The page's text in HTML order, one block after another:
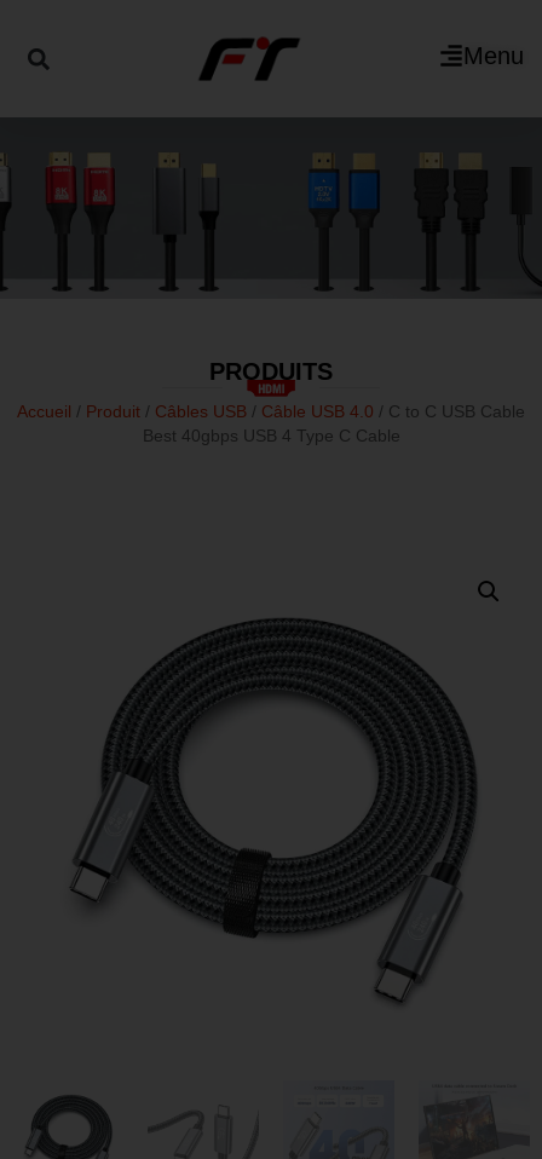
Menu
PRODUITS
Accueil / Produit / Câbles USB / Câble USB 4.0 / C to C USB Cable
Best 40gbps USB 4 Type C Cable